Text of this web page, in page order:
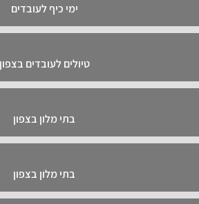
ימי כיף לעובדים
טיולים לעובדים בצפון
בתי מלון בצפון
בתי מלון בצפון